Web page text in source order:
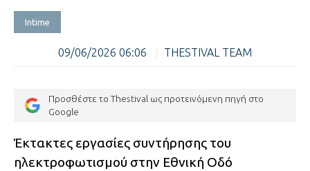
Intime
09/06/2026 06:06 THESTIVAL TEAM
Προσθέστε το Thestival ως προτεινόμενη πηγή στο
Google
Έκτακτες εργασίες συντήρησης του
ηλεκτροφωτισμού στην Εθνική Οδό